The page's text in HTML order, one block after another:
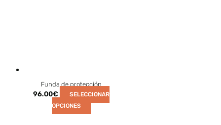
Funda de protección
96.00€
SELECCIONAR
OPCIONES